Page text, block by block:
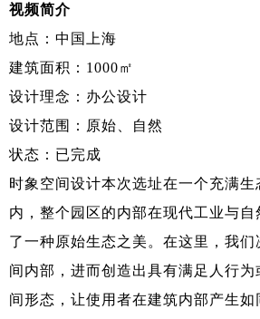
视频简介
地点：中国上海
建筑面积：1000㎡
设计理念：办公设计
设计范围：原始、自然
状态：已完成
时象空间设计本次选址在一个充满生
内，整个园区的内部在现代工业与
了一种原始生态之美。在这里，我
间内部，进而创造出具有满足人行
间形态，让使用者在建筑内部产生如